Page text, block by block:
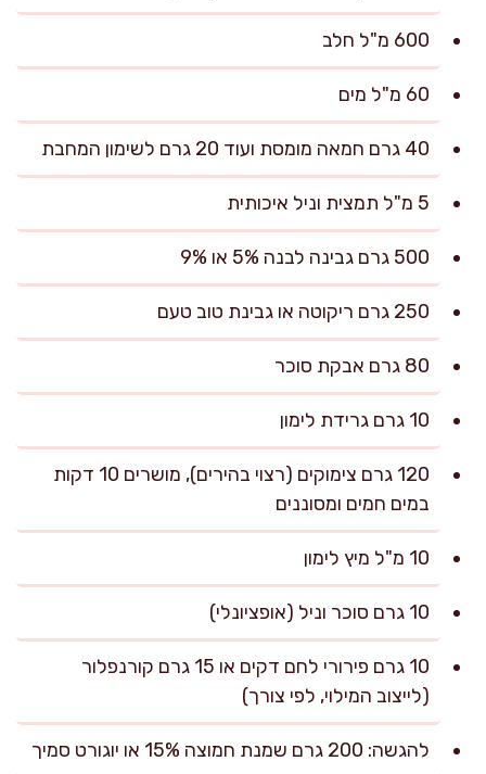
600 מ"ל חלב
60 מ"ל מים
40 גרם חמאה מומסת ועוד 20 גרם לשימון המחבת
5 מ"ל תמצית וניל איכותית
500 גרם גבינה לבנה 5% או 9%
250 גרם ריקוטה או גבינת טוב טעם
80 גרם אבקת סוכר
10 גרם גרידת לימון
120 גרם צימוקים (רצוי בהירים), מושרים 10 דקות
במים חמים ומסוננים
10 מ"ל מיץ לימון
10 גרם סוכר וניל (אופציונלי)
10 גרם פירורי לחם דקים או 15 גרם קורנפלור
(לייצוב המילוי, לפי צורך)
להגשה: 200 גרם שמנת חמוצה 15% או יוגורט סמיך